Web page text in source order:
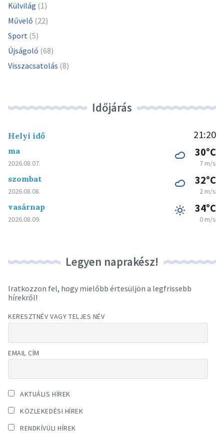
Külvilág (1)
Művelő (22)
Sport (5)
Újságoló (68)
Visszacsatolás (8)
Időjárás
Helyi idő 21:20
ma
2026.08.07.
30°C
7 m/s
szombat
2026.08.08.
32°C
2 m/s
vasárnap
2026.08.09.
34°C
0 m/s
Legyen naprakész!
Iratkozzon fel, hogy mielőbb értesüljön a legfrissebb
hírekről!
KERESZTNÉV VAGY TELJES NÉV
EMAIL CÍM
AKTUÁLIS HÍREK
KÖZLEKEDÉSI HÍREK
RENDKÍVÜLI HÍREK